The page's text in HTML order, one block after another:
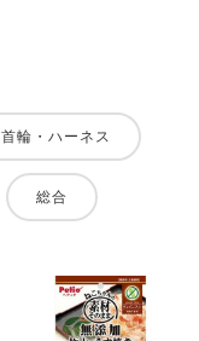
首輪・ハーネス
総合